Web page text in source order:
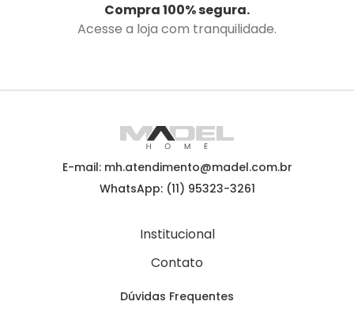
Compra 100% segura.
Acesse a loja com tranquilidade.
E-mail: mh.atendimento@madel.com.br
WhatsApp: (11) 95323-3261
Institucional
Contato
Dúvidas Frequentes